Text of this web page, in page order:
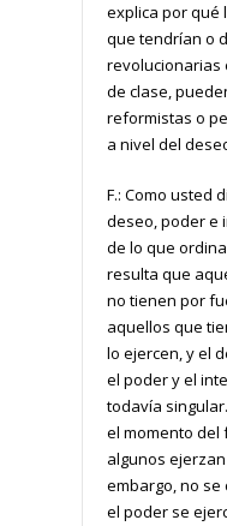
explica por qué
que tendrían o
revolucionarias
de clase,
reformistas o
a nivel del
F.: Como usted
deseo, poder e
de lo que
resulta que
no tienen por
aquellos que
lo ejercen, y el
el poder y el
todavía
el momento del
algunos
embargo, no se
el poder se